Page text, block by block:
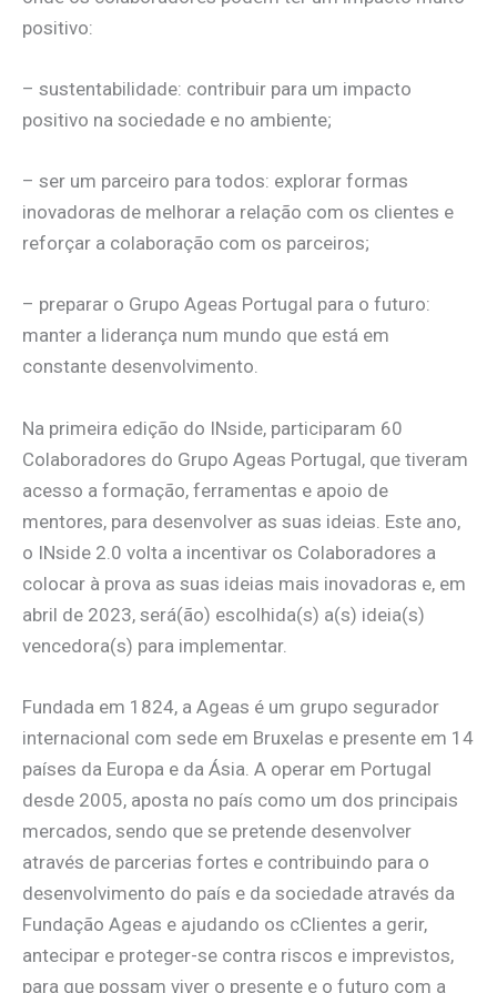
positivo:
– sustentabilidade: contribuir para um impacto
positivo na sociedade e no ambiente;
– ser um parceiro para todos: explorar formas
inovadoras de melhorar a relação com os clientes e
reforçar a colaboração com os parceiros;
– preparar o Grupo Ageas Portugal para o futuro:
manter a liderança num mundo que está em
constante desenvolvimento.
Na primeira edição do INside, participaram 60
Colaboradores do Grupo Ageas Portugal, que tiveram
acesso a formação, ferramentas e apoio de
mentores, para desenvolver as suas ideias. Este ano,
o INside 2.0 volta a incentivar os Colaboradores a
colocar à prova as suas ideias mais inovadoras e, em
abril de 2023, será(ão) escolhida(s) a(s) ideia(s)
vencedora(s) para implementar.
Fundada em 1824, a Ageas é um grupo segurador
internacional com sede em Bruxelas e presente em 14
países da Europa e da Ásia. A operar em Portugal
desde 2005, aposta no país como um dos principais
mercados, sendo que se pretende desenvolver
através de parcerias fortes e contribuindo para o
desenvolvimento do país e da sociedade através da
Fundação Ageas e ajudando os cClientes a gerir,
antecipar e proteger-se contra riscos e imprevistos,
para que possam viver o presente e o futuro com a